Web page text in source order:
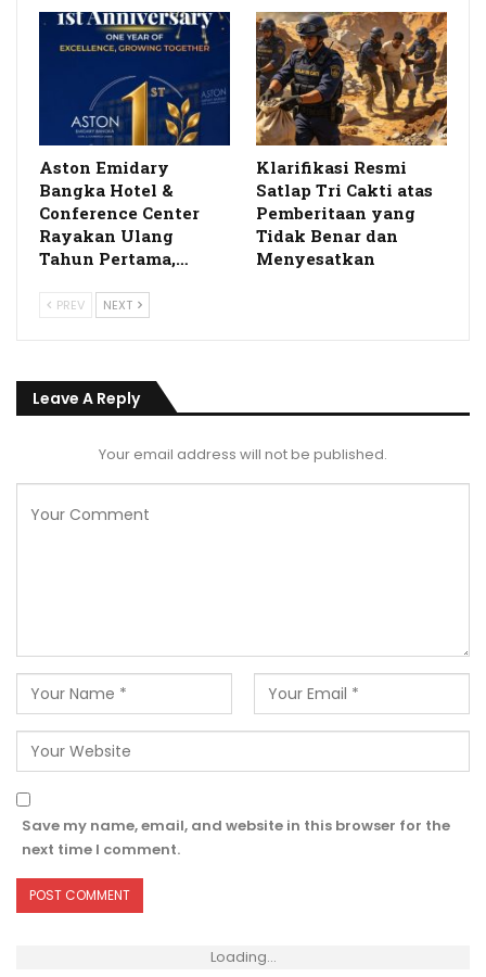
Aston Emidary
Bangka Hotel &
Conference Center
Rayakan Ulang
Tahun Pertama,…
Klarifikasi Resmi
Satlap Tri Cakti atas
Pemberitaan yang
Tidak Benar dan
Menyesatkan
PREV NEXT
Leave A Reply
Your email address will not be published.
Save my name, email, and website in this browser for the
next time I comment.
Loading...